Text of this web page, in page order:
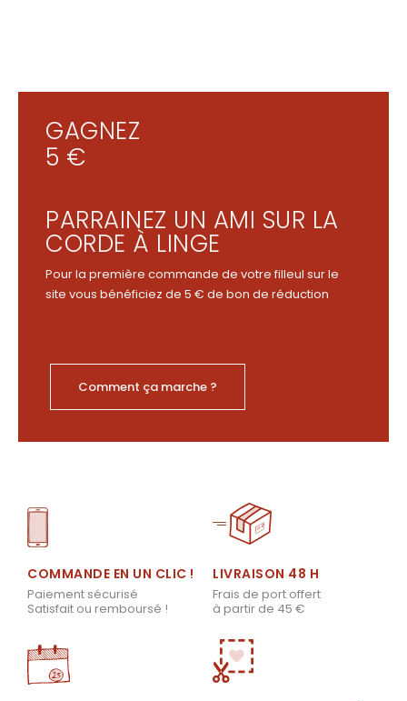
GAGNEZ
5 €
PARRAINEZ UN AMI SUR LA
CORDE À LINGE
Pour la première commande de votre filleul sur le
site vous bénéficiez de 5 € de bon de réduction
Comment ça marche ?
COMMANDE EN UN CLIC !
Paiement sécurisé
Satisfait ou remboursé !
LIVRAISON 48 H
Frais de port offert
à partir de 45 €